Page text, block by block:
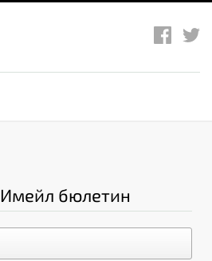
Имейл бюлетин